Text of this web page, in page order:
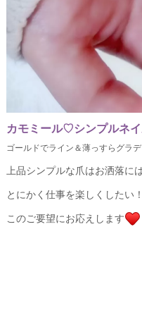
カモミール♡シンプルネ
ゴールドでライン＆薄っすらグラ
上品シンプルな爪はお洒落に
とにかく仕事を楽しくしたい！
このご要望にお応えします